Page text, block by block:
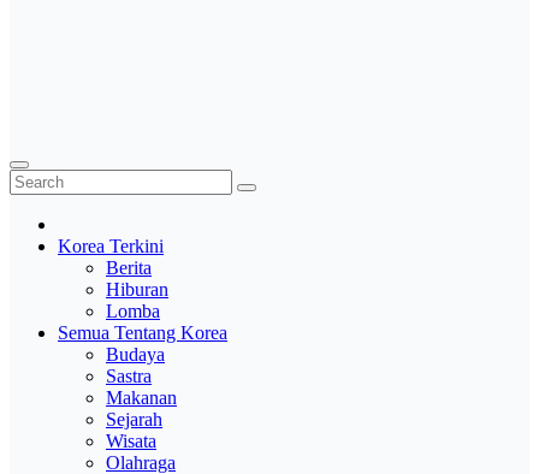
Korea Terkini
Berita
Hiburan
Lomba
Semua Tentang Korea
Budaya
Sastra
Makanan
Sejarah
Wisata
Olahraga